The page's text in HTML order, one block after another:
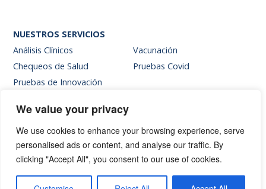
We value your privacy
We use cookies to enhance your browsing experience, serve
personalised ads or content, and analyse our traffic. By
clicking "Accept All", you consent to our use of cookies.
NUESTROS SERVICIOS
Análisis Clínicos
Chequeos de Salud
Pruebas de Innovación
Vacunación
Pruebas Covid
Web de resultados